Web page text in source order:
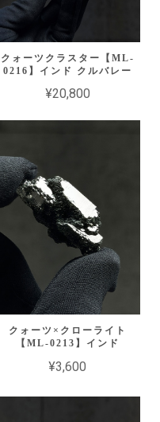
クォーツクラスター【ML-
0216】インド クルバレー
¥20,800
クォーツ×クローライト
【ML-0213】インド
¥3,600